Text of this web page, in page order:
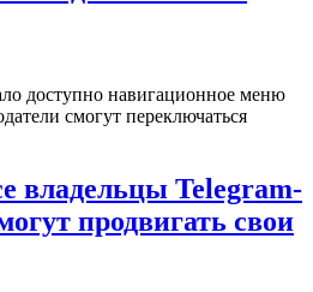
доступно навигационное меню
смогут переключаться
владельцы Telegram-
продвигать свои